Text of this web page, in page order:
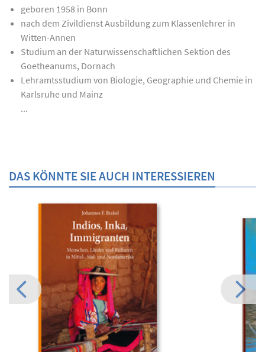
geboren 1958 in Bonn
nach dem Zivildienst Ausbildung zum Klassenlehrer in
Witten-Annen
Studium an der Naturwissenschaftlichen Sektion des
Goetheanums, Dornach
Lehramtsstudium von Biologie, Geographie und Chemie in
Karlsruhe und Mainz
...
DAS KÖNNTE SIE AUCH INTERESSIEREN